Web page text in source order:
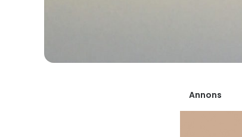
Annons